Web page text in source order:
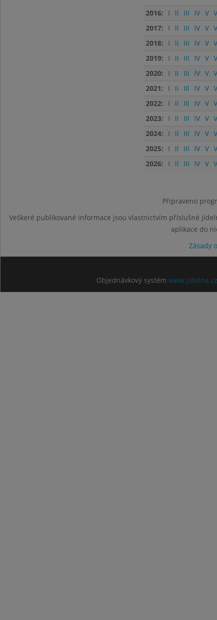
2016: I II III IV V
2017:
I II III IV V
2018:
I II III IV V
2019:
I II III IV V
2020:
I II III IV V
2021:
I II III IV V
2022:
I II III IV V
2023:
I II III IV V
2024:
I II III IV V
2025:
I II III IV V
2026:
I II III IV V
Připraveno
Veškeré publikované informace jsou vlastnictvím příslušné
aplikace do
Zásady
Objednávkový systém www.jidelna.cz